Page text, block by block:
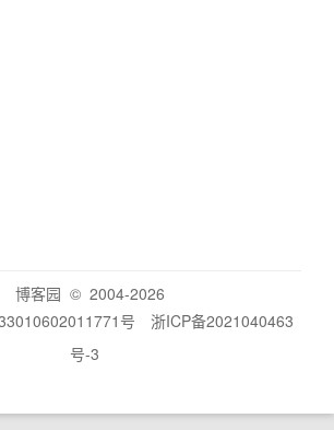
博客园 © 2004-2026
号
浙ICP备2021040463
号-3